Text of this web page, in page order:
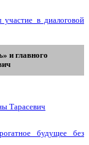
в диалоговой
и главного
Тарасевич
будущее без